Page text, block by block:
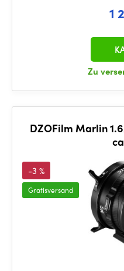
1
Zu
DZOFilm Marlin
-3 %
Gratisversand